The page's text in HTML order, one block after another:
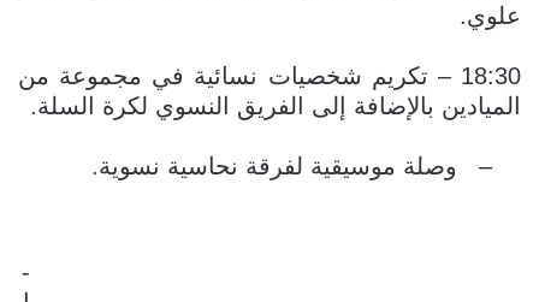
علوي.
18:30 – تكريم شخصيات نسائية في مجموعة من
الميادين بالإضافة إلى الفريق النسوي لكرة السلة.
– وصلة موسيقية لفرقة نحاسية نسوية.
-